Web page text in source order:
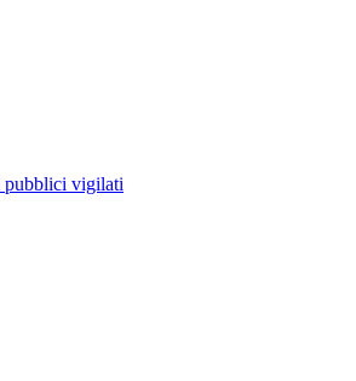
pubblici vigilati